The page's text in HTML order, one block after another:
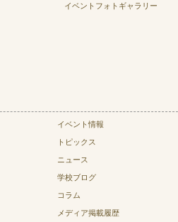
イベントフォトギャラリー
イベント情報
トピックス
ニュース
学校ブログ
コラム
メディア掲載履歴